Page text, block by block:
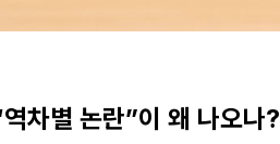
차별 논란”이 왜 나오나?